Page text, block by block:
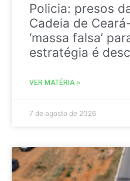
Policia: presos
Cadeia de
‘massa falsa’
estratégia é
VER MATÉRIA »
7 de agosto de 2026